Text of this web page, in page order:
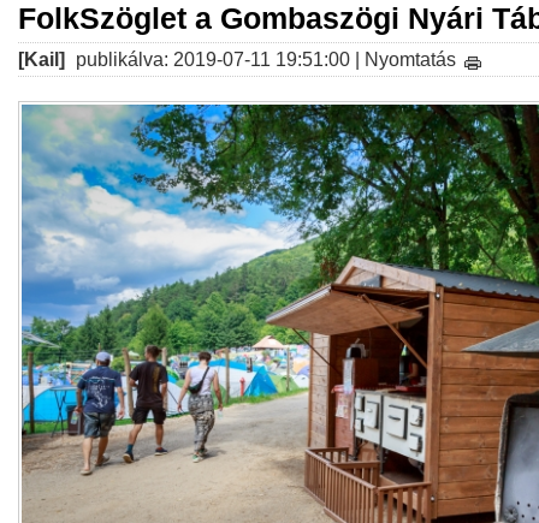
FolkSzöglet a Gombaszögi Nyári
[Kail] publikálva: 2019-07-11 19:51:00 | Nyomtatás